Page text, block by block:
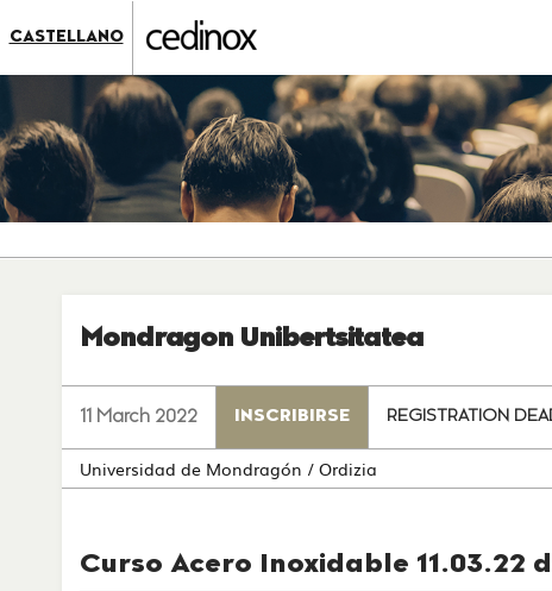
label.access.jump.content???
???
label.access.jump.header???
label.access.jump.footer???
???
label.access.jump.menu???
CASTELLANO
Mondragon Unibertsitatea
11 March 2022 INSCRIBIRSE REGISTRATION
Universidad de Mondragón / Ordizia
Curso Acero Inoxidable 11.03.22